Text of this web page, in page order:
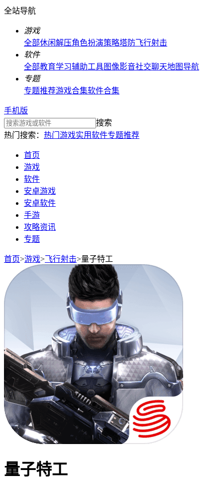
全站导航
游戏
全部休闲解压角色扮演策略塔防飞行射击
软件
全部教育学习辅助工具图像影音社交聊天地图导航
专题
专题推荐游戏合集软件合集
手机版
搜索
热门搜索： 热门游戏实用软件专题推荐
首页
游戏
软件
安卓游戏
安卓软件
手游
攻略资讯
专题
首页>游戏>飞行射击>量子特工
量子特工